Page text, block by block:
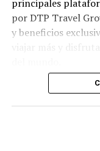
principales
por DTP Travel
y beneficios